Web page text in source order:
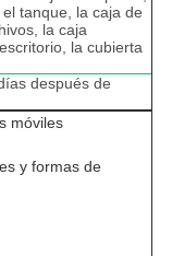
tanque, la caja de
la caja
la cubierta
después de
móviles
y formas de